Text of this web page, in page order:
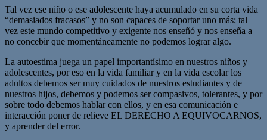
Tal vez ese niño o ese adolescente haya acumulado en su corta vida
“demasiados fracasos” y no son capaces de soportar uno más; tal
vez este mundo competitivo y exigente nos enseñó y nos enseña a
no concebir que momentáneamente no podemos lograr algo.
La autoestima juega un papel importantísimo en nuestros niños y
adolescentes, por eso en la vida familiar y en la vida escolar los
adultos debemos ser muy cuidados de nuestros estudiantes y de
nuestros hijos, debemos y podemos ser compasivos, tolerantes, y por
sobre todo debemos hablar con ellos, y en esa comunicación e
interacción poner de relieve EL DERECHO A EQUIVOCARNOS,
y aprender del error.